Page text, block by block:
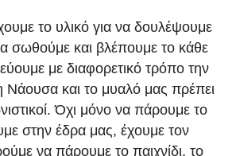
το υλικό για να δουλέψουμε
σωθούμε και βλέπουμε το κάθε
με διαφορετικό τρόπο την
Νάουσα και το μυαλό μας πρέπει
Όχι μόνο να πάρουμε το
στην έδρα μας, έχουμε τον
να πάρουμε το παιχνίδι, το